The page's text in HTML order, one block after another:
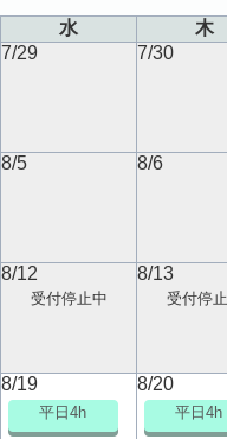
水
木
7/29 7/30
8/5 8/6
8/12
受付停止中
8/13
受付停
8/19
平日4h
8/20
平日4h